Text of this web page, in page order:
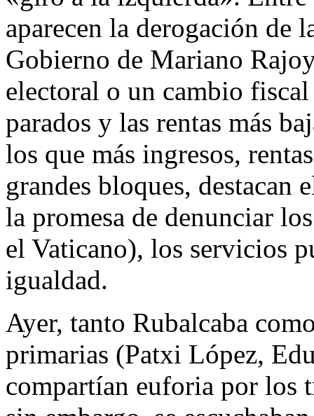
aparecen la derogación de
Gobierno de Mariano
electoral o un cambio
parados y las rentas más
los que más ingresos,
grandes bloques, destacan
la promesa de denunciar
el Vaticano), los servicios
igualdad.
Ayer, tanto Rubalcaba
primarias (Patxi López,
compartían euforia por los